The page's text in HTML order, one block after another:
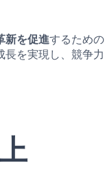
新を促進するための
長を実現し、競争力